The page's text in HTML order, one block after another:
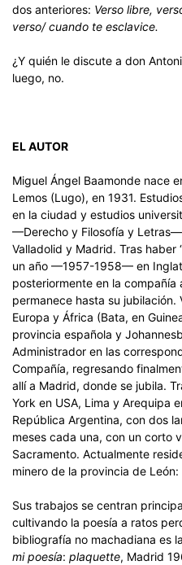
dos anteriores: Verso libre,
verso/ cuando te esclavice.
¿Y quién le discute a don
luego, no.
EL AUTOR
Miguel Ángel Baamonde nace
Lemos (Lugo), en 1931.
en la ciudad y estudios
—Derecho y Filosofía y
Valladolid y Madrid. Tras haber
un año —1957-1958— en
posteriormente en la compañía
permanece hasta su
Europa y África (Bata, en
provincia española y
Administrador en las
Compañía, regresando
allí a Madrid, donde se jubila.
York en USA, Lima y Arequipa
República Argentina, con dos
meses cada una, con un corto
Sacramento. Actualmente
minero de la provincia de León:
Sus trabajos se centran
cultivando la poesía a ratos
bibliografía no machadiana es
mi poesía: plaquette, Madrid